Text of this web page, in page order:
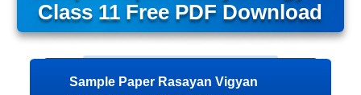
Class 11 Free PDF Download
Sample Paper Rasayan Vigyan